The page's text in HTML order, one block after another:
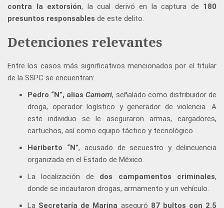
contra la extorsión, la cual derivó en la captura de 180
presuntos responsables de este delito.
Detenciones relevantes
Entre los casos más significativos mencionados por el titular
de la SSPC se encuentran:
Pedro “N”, aliasCamorri, señalado como distribuidor de
droga, operador logístico y generador de violencia. A
este individuo se le aseguraron armas, cargadores,
cartuchos, así como equipo táctico y tecnológico.
Heriberto “N”, acusado de secuestro y delincuencia
organizada en el Estado de México.
La localización de dos campamentos criminales,
donde se incautaron drogas, armamento y un vehículo.
La Secretaría de Marina aseguró 87 bultos con 2.5